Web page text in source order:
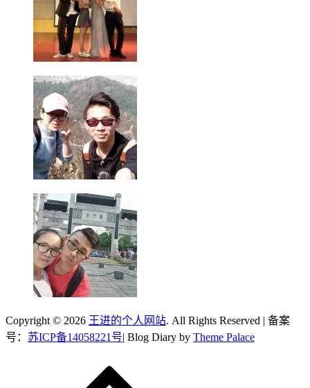
Copyright © 2026 王进的个人网站. All Rights Reserved | 备案
号： 苏ICP备14058221号| Blog Diary by Theme Palace